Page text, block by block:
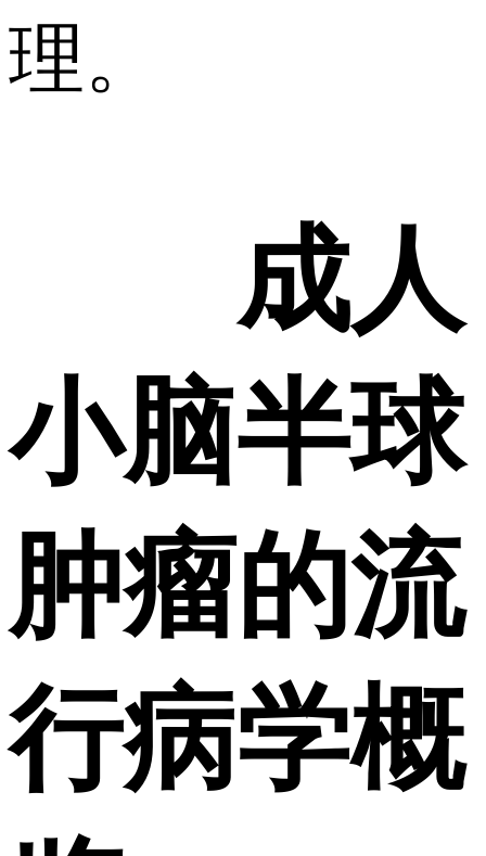
理。
成人
小脑半球
肿瘤的流
行病学概